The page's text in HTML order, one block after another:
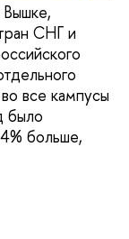
СНГ и
все кампусы
было
больше,